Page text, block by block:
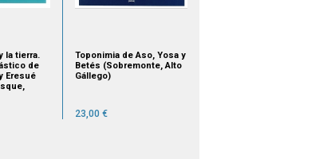
la tierra.
de
Eresué
Toponimia de Aso, Yosa y
Betés (Sobremonte, Alto
Gállego)
23,00 €